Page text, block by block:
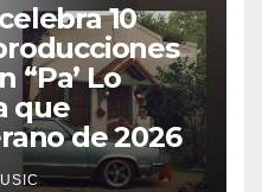
10
“Pa’ Lo
que
de 2026
TALENTO ZULIANO